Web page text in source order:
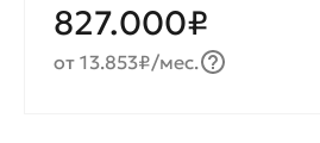
827.000₽
от 13.853₽/мес.